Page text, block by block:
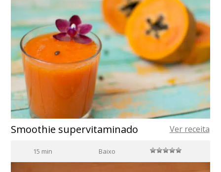
Smoothie supervitaminado Ver receita
15 min Baixo